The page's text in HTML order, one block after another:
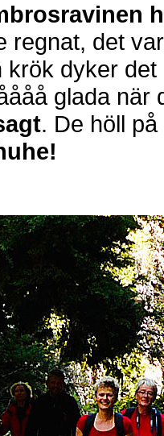
regnat, det
krök dyker
glada när
. De höll